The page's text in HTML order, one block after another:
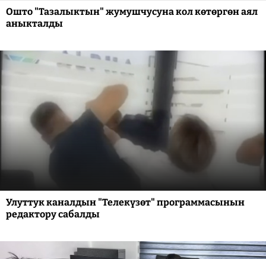
Ошто "Тазалыктын" жумушчусуна кол көтөргөн аял
аныкталды
Улуттук каналдын "Телекүзөт" программасынын
редактору сабалды